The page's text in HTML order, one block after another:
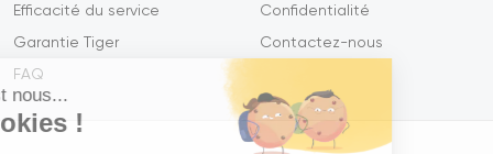
Salut c'est nous...
les Cookies !
Efficacité du service
Garantie Tiger
FAQ
Confidentialité
Contactez-nous